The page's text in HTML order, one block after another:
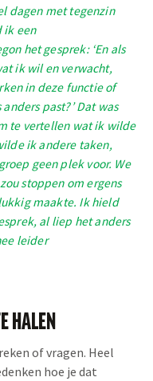
dagen met tegenzin
ik een
het gesprek: ‘En als
ik wil en verwacht,
in deze functie of
past?’ Dat was
te vertellen wat ik wilde
ik andere taken,
geen plek voor. We
stoppen om ergens
maakte. Ik hield
al liep het anders
leider
HALEN
of vragen. Heel
hoe je dat